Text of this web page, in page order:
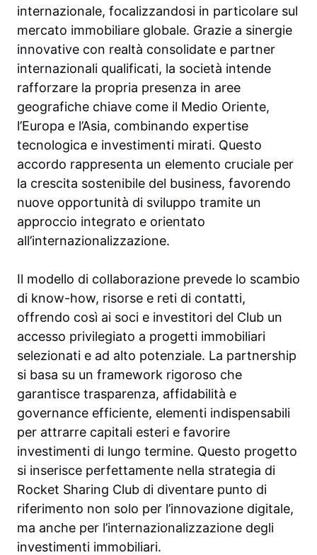
internazionale, focalizzandosi in particolare sul
mercato immobiliare globale. Grazie a sinergie
innovative con realtà consolidate e partner
internazionali qualificati, la società intende
rafforzare la propria presenza in aree
geografiche chiave come il Medio Oriente,
l’Europa e l’Asia, combinando expertise
tecnologica e investimenti mirati. Questo
accordo rappresenta un elemento cruciale per
la crescita sostenibile del business, favorendo
nuove opportunità di sviluppo tramite un
approccio integrato e orientato
all’internazionalizzazione.
Il modello di collaborazione prevede lo scambio
di know-how, risorse e reti di contatti,
offrendo così ai soci e investitori del Club un
accesso privilegiato a progetti immobiliari
selezionati e ad alto potenziale. La partnership
si basa su un framework rigoroso che
garantisce trasparenza, affidabilità e
governance efficiente, elementi indispensabili
per attrarre capitali esteri e favorire
investimenti di lungo termine. Questo progetto
si inserisce perfettamente nella strategia di
Rocket Sharing Club di diventare punto di
riferimento non solo per l’innovazione digitale,
ma anche per l’internazionalizzazione degli
investimenti immobiliari.